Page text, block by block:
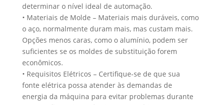
determinar o nível ideal de automação.
• Materiais de Molde – Materiais mais duráveis, como
o aço, normalmente duram mais, mas custam mais.
Opções menos caras, como o alumínio, podem ser
suficientes se os moldes de substituição forem
econômicos.
• Requisitos Elétricos – Certifique-se de que sua
fonte elétrica possa atender às demandas de
energia da máquina para evitar problemas durante